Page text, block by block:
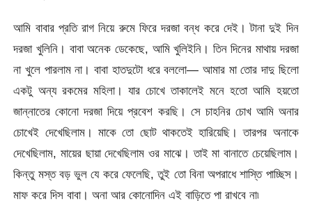
আমি বাবার প্রতি রাগ নিয়ে রুমে ফিরে দরজা বন্ধ করে দেই। টানা দুই দিন
দরজা খুলিনি। বাবা অনেক ডেকেছে, আমি খুলিইনি। তিন দিনের মাথায় দরজা
না খুলে পারলাম না। বাবা হাতদুটো ধরে বললো— আমার মা তোর দাদু ছিলো
একটু অন্য রকমের মহিলা। যার চোখে তাকালেই মনে হতো আমি হয়তো
জান্নাতের কোনো দরজা দিয়ে প্রবেশ করছি। সে চাহনির চোখ আমি অনার
চোখেই দেখেছিলাম। মাকে তো ছোট থাকতেই হারিয়েছি। তারপর অনাকে
দেখেছিলাম, মায়ের ছায়া দেখেছিলাম ওর মাঝে। তাই মা বানাতে চেয়েছিলাম।
কিন্তু মস্ত বড় ভুল যে করে ফেলেছি, তুই তো বিনা অপরাধে শাস্তি পাচ্ছিস।
মাফ করে দিস বাবা। অনা আর কোনোদিন এই বাড়িতে পা রাখবে না৷